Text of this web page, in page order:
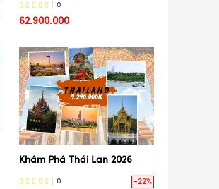
0
62.900.000
Khám Phá Thái Lan 2026
0 -22%